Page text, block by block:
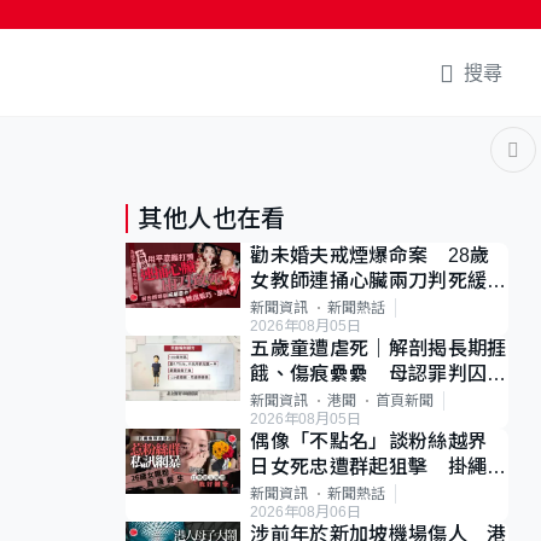
搜尋
其他人也在看
勸未婚夫戒煙爆命案 28歲
女教師連捅心臟兩刀判死緩
母斥判太重已上訴
新聞資訊
新聞熱話
2026年08月05日
五歲童遭虐死｜解剖揭長期捱
餓、傷痕纍纍 母認罪判囚
22年 官斥冷血：同類案最
惡劣
新聞資訊 港聞
首頁新聞
2026年08月05日
偶像「不點名」談粉絲越界
日女死忠遭群起狙擊 掛繩開
直播道歉後輕生
新聞資訊
新聞熱話
2026年08月06日
涉前年於新加坡機場傷人 港